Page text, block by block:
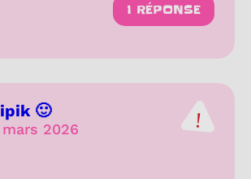
1 RÉPONSE
🙂
2026